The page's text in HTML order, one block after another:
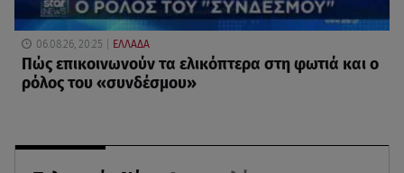
06.08.26, 20:25 ΕΛΛΑΔΑ
Πώς επικοινωνούν τα ελικόπτερα στη φωτιά και ο
ρόλος του «συνδέσμου»